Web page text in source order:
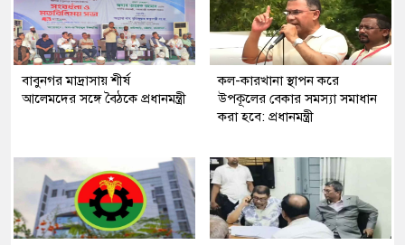
বাবুনগর মাদ্রাসায় শীর্ষ
আলেমদের সঙ্গে বৈঠকে প্রধানমন্ত্রী
কল-কারখানা স্থাপন করে
উপকূলের বেকার সমস্যা সমাধান
করা হবে: প্রধানমন্ত্রী